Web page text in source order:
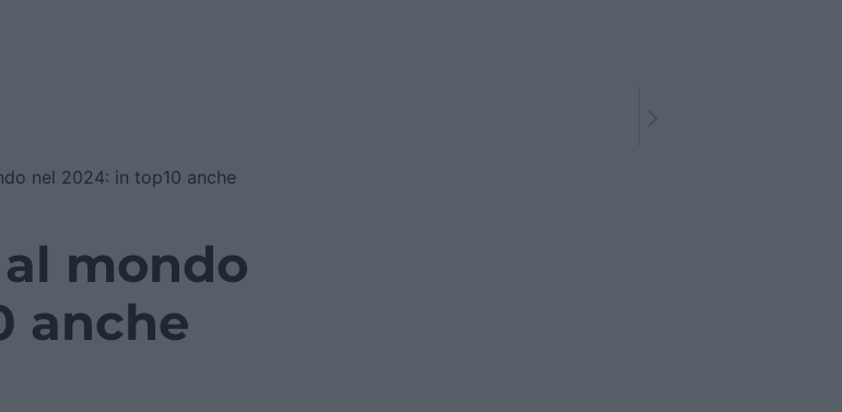
nel 2024: in top10 anche
mondo
anche